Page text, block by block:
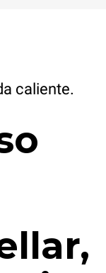
caliente.